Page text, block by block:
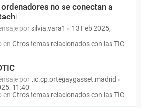
ordenadores no se conectan a
por silvia.vara1 « 13 Feb 2025,
en Otros temas relacionados con las TIC
portic.cp.ortegaygasset.madrid «
11:40
en Otros temas relacionados con las TIC